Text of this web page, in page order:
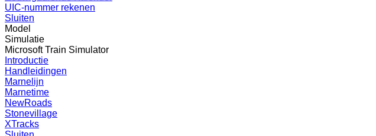
UIC-nummer rekenen
Sluiten
Model
Simulatie
Microsoft Train Simulator
Introductie
Handleidingen
Marnelijn
Marnetime
NewRoads
Stonevillage
XTracks